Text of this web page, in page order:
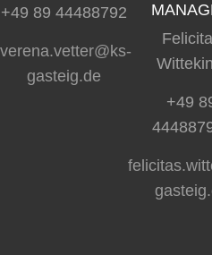
+49 89 44488792
verena.vetter@ks-
gasteig.de
+49